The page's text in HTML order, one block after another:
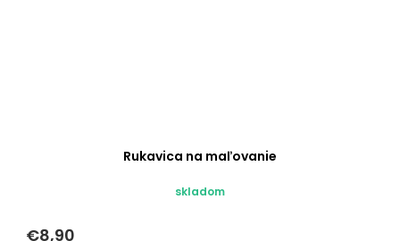
Rukavica na maľovanie
skladom
€8,90